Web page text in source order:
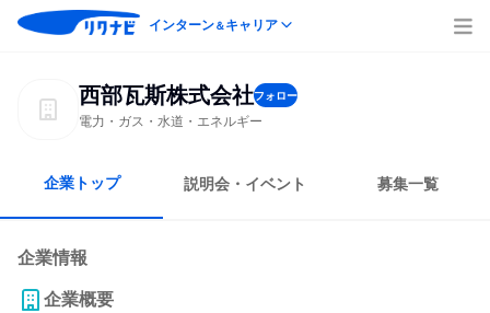
インターン＆キャリア
西部瓦斯株式会社フォロー
電力・ガス・水道・エネルギー
企業トップ 説明会・イベント 募集一覧
企業情報
企業概要